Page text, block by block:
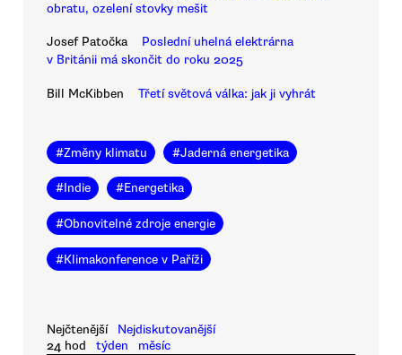
obratu, ozelení stovky mešit
Josef Patočka
Poslední uhelná elektrárna
v Británii má skončit do roku 2025
Bill McKibben Třetí světová válka: jak ji vyhrát
#Změny klimatu #Jaderná energetika
#Indie #Energetika
#Obnovitelné zdroje energie
#Klimakonference v Paříži
Nejčtenější
Nejdiskutovanější
24 hod
týden měsíc